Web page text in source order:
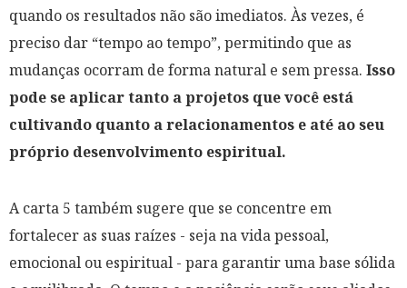
quando os resultados não são imediatos. Às vezes, é
preciso dar “tempo ao tempo”, permitindo que as
mudanças ocorram de forma natural e sem pressa. Isso
pode se aplicar tanto a projetos que você está
cultivando quanto a relacionamentos e até ao seu
próprio desenvolvimento espiritual.
A carta 5 também sugere que se concentre em
fortalecer as suas raízes - seja na vida pessoal,
emocional ou espiritual - para garantir uma base sólida